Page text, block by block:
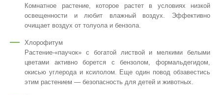
Комнатное растение, которое растет в условиях низкой
освещенности и любит влажный воздух. Эффективно
очищает воздух от толуола и бензола.
Хлорофитум
Растение-«паучок» с богатой листвой и мелкими белыми
цветами активно борется с бензолом, формальдегидом,
окисью углерода и ксилолом. Еще один повод обзавестись
этим растением — безопасность для детей и животных.